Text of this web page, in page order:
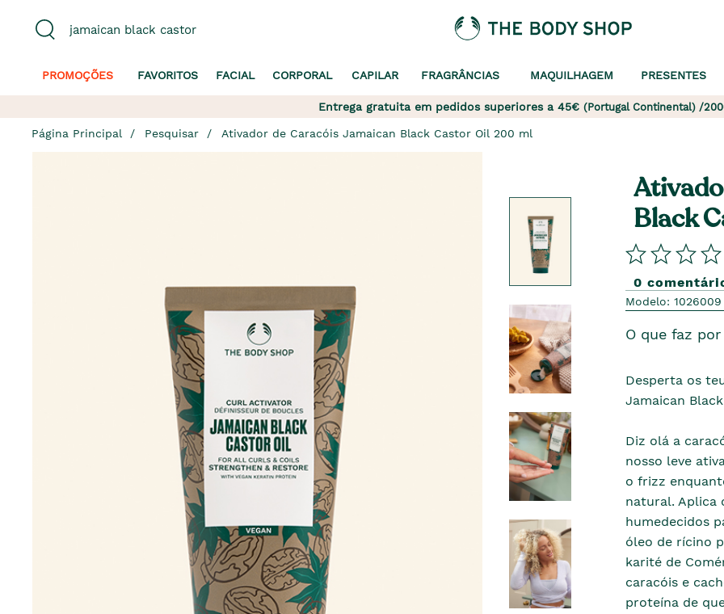
PROMOÇÕES FAVORITOS FACIAL CORPORAL CAPILAR FRAGRÂNCIAS MAQUILHAGEM PRESENTES
Entrega gratuita em pedidos superiores a 45€ (Portugal Continental) /
Página Principal Pesquisar Ativador de Caracóis Jamaican Black Castor Oil 200 ml
Black
0
Modelo: 1026009
O que faz
Desperta os
Jamaican
Diz olá a
nosso leve
o frizz
natural. Aplica
humedecidos
óleo de rícino
karité de
caracóis e
proteína de